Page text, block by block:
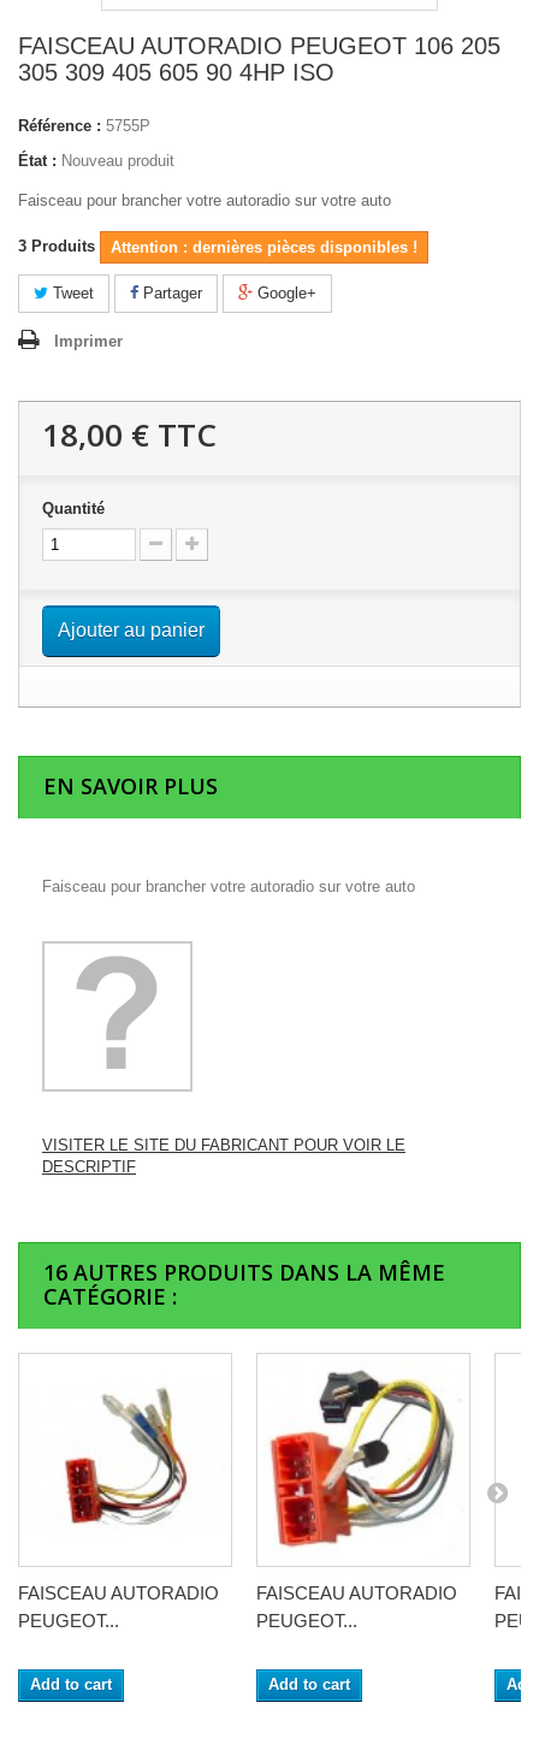
FAISCEAU AUTORADIO PEUGEOT 106 205
305 309 405 605 90 4HP ISO
Référence : 5755P
État : Nouveau produit
Faisceau pour brancher votre autoradio sur votre auto
3 Produits Attention : dernières pièces disponibles !
Tweet Partager Google+
Imprimer
18,00 € TTC
Quantité
Ajouter au panier
EN SAVOIR PLUS
Faisceau pour brancher votre autoradio sur votre auto
VISITER LE SITE DU FABRICANT POUR VOIR LE
DESCRIPTIF
16 AUTRES PRODUITS DANS LA MÊME
CATÉGORIE :
FAISCEAU AUTORADIO
PEUGEOT...
Add to cart
FAISCEAU AUTORADIO
PEUGEOT...
Add to cart